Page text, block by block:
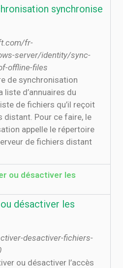
synchronise
fr-
server/identity/sync-
offline-files
d’annuaires du
de fichiers qu’il reçoit
distant. Pour ce faire, le
appelle le répertoire
de fichiers distant
ou désactiver les
désactiver les
desactiver-fichiers-